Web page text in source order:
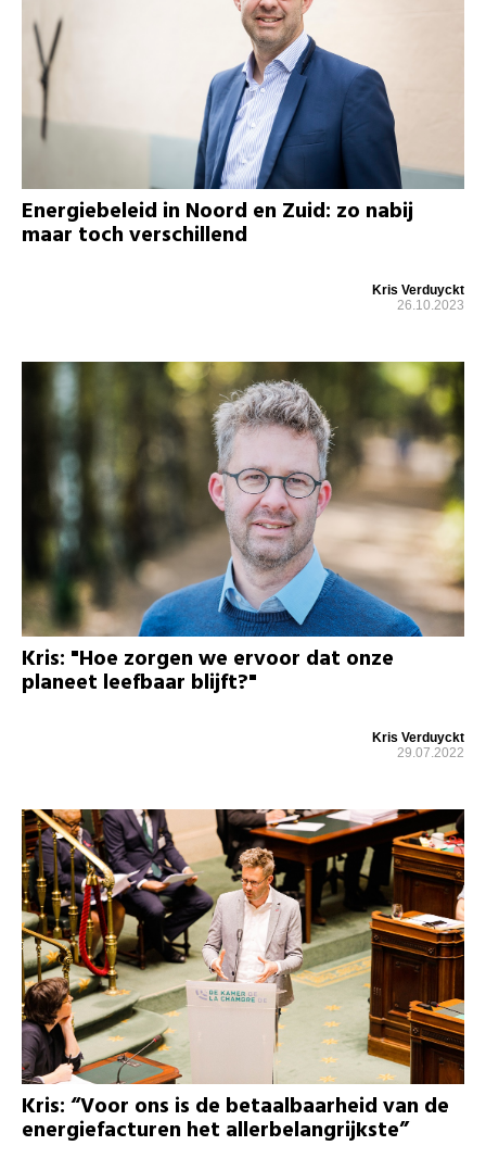
Energiebeleid in Noord en Zuid: zo nabij
maar toch verschillend
Kris Verduyckt
26.10.2023
Kris: "Hoe zorgen we ervoor dat onze
planeet leefbaar blijft?"
Kris Verduyckt
29.07.2022
Kris: “Voor ons is de betaalbaarheid van de
energiefacturen het allerbelangrijkste”